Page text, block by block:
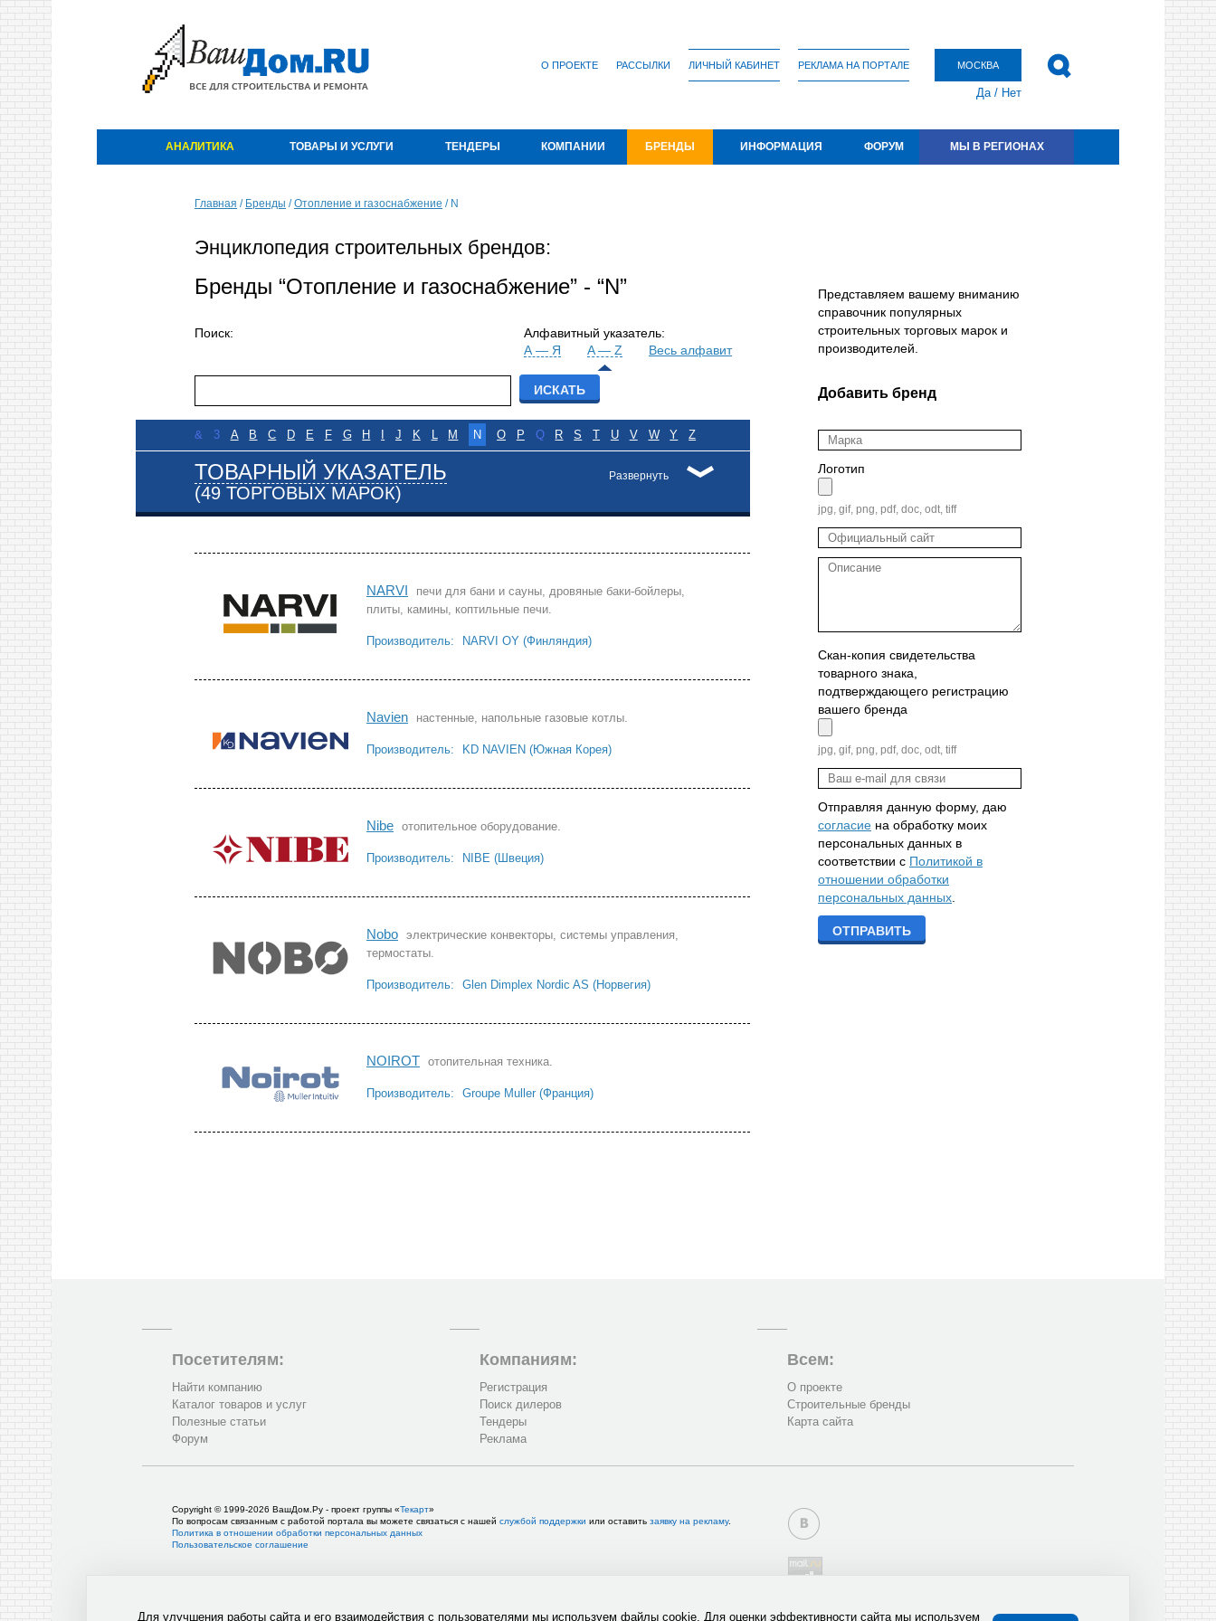
О ПРОЕКТЕ РАССЫЛКИ ЛИЧНЫЙ КАБИНЕТ РЕКЛАМА НА ПОРТАЛЕ МОСКВА
Да/ Нет
АНАЛИТИКА ТОВАРЫ И УСЛУГИ ТЕНДЕРЫ КОМПАНИИ БРЕНДЫ ИНФОРМАЦИЯ ФОРУМ МЫ В РЕГИОНАХ
Представляем вашему вниманию
справочник популярных
строительных торговых марок и
производителей.
Добавить бренд
Логотип
jpg, gif, png, pdf, doc, odt, tiff
Скан-копия свидетельства
товарного знака,
подтверждающего регистрацию
вашего бренда
jpg, gif, png, pdf, doc, odt, tiff
Отправляя данную форму, даю
согласие на обработку моих
персональных данных в
соответствии с Политикой в
отношении обработки
персональных данных
Главная / Бренды / Отопление и газоснабжение /N
Энциклопедия строительных брендов:
Бренды “Отопление и газоснабжение” - “N”
Алфавитный указатель:
А — Я
A — Z Весь алфавит
Поиск:
& 3 A B C D E F G H J K L M N O P Q R S T U V W Y Z
Развернуть
ТОВАРНЫЙ УКАЗАТЕЛЬ
(49 ТОРГОВЫХ МАРОК)
NARVI
печи для бани и сауны, дровяные баки-бойлеры,
плиты, камины, коптильные печи.
Производитель: NARVI OY (Финляндия)
Navien настенные, напольные газовые котлы.
Производитель: KD NAVIEN (Южная Корея)
Nibe отопительное оборудование.
Производитель: NIBE (Швеция)
Nobo электрические конвекторы, системы управления,
термостаты.
Производитель: Glen Dimplex Nordic AS (Норвегия)
NOIROT отопительная техника.
Производитель: Groupe Muller (Франция)
Посетителям:
Найти компанию
Каталог товаров и услуг
Полезные статьи
Форум
Компаниям:
Регистрация
Поиск дилеров
Тендеры
Реклама
Всем:
О проекте
Строительные бренды
Карта сайта
Copyright © 1999-2026 ВашДом.Ру - проект группы «Текарт»
По вопросам связанным с работой портала вы можете связаться с нашей службой поддержки или оставить заявку на рекламу.
Политика в отношении обработки персональных данных
Пользовательское соглашение
Для улучшения работы сайта и его взаимодействия с пользователями мы используем файлы cookie. Для оценки эффективности сайта мы используем